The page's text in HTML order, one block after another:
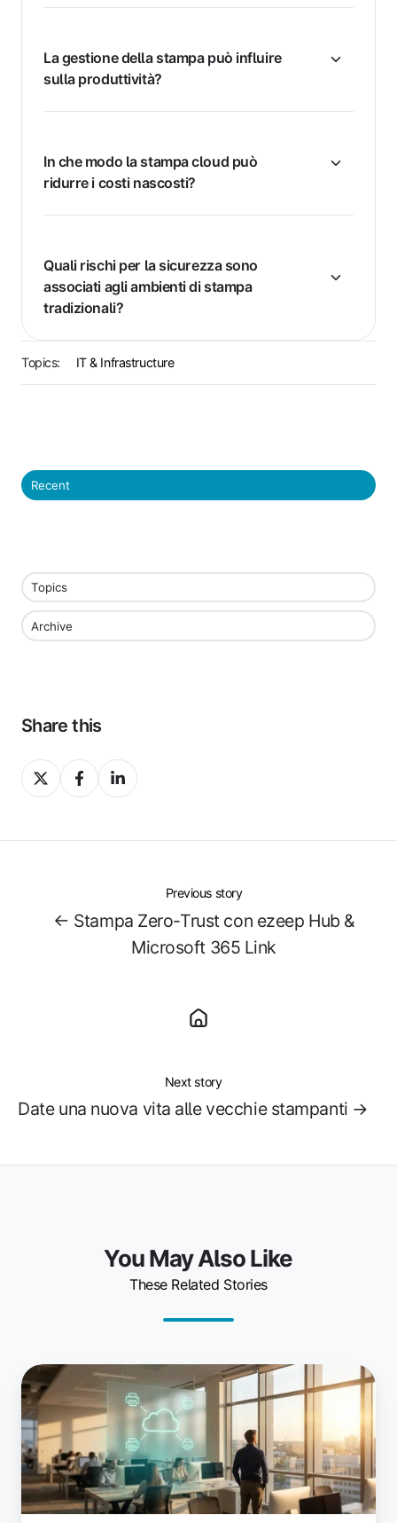
La gestione della stampa può influire
sulla produttività?
In che modo la stampa cloud può
ridurre i costi nascosti?
Quali rischi per la sicurezza sono
associati agli ambienti di stampa
tradizionali?
Topics: IT & Infrastructure
Recent
Topics
Archive
Share this
Share
on
Share
on
Share
on
Previous story
← Stampa Zero-Trust con ezeep Hub &
Microsoft 365 Link
Next story
Date una nuova vita alle vecchie stampanti →
You May Also Like
These Related Stories
Come
la
gestione
della
stampa
cloud
riduce